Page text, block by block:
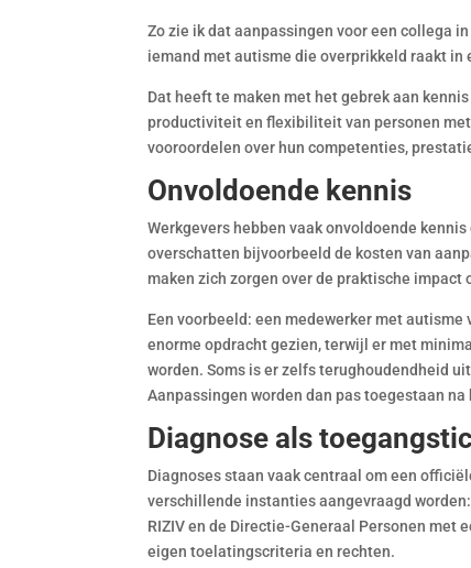
Zo zie ik dat aanpassingen voor een collega
iemand met autisme die overprikkeld raakt in
Dat heeft te maken met het gebrek aan
productiviteit en flexibiliteit van personen
vooroordelen over hun competenties,
Onvoldoende kennis
Werkgevers hebben vaak onvoldoende
overschatten bijvoorbeeld de kosten van
maken zich zorgen over de praktische impact
Een voorbeeld: een medewerker met
enorme opdracht gezien, terwijl er met
worden. Soms is er zelfs terughoudendheid
Aanpassingen worden dan pas toegestaan
Diagnose als
Diagnoses staan vaak centraal om een
verschillende instanties aangevraagd
RIZIV en de Directie-Generaal Personen met
eigen toelatingscriteria en rechten.